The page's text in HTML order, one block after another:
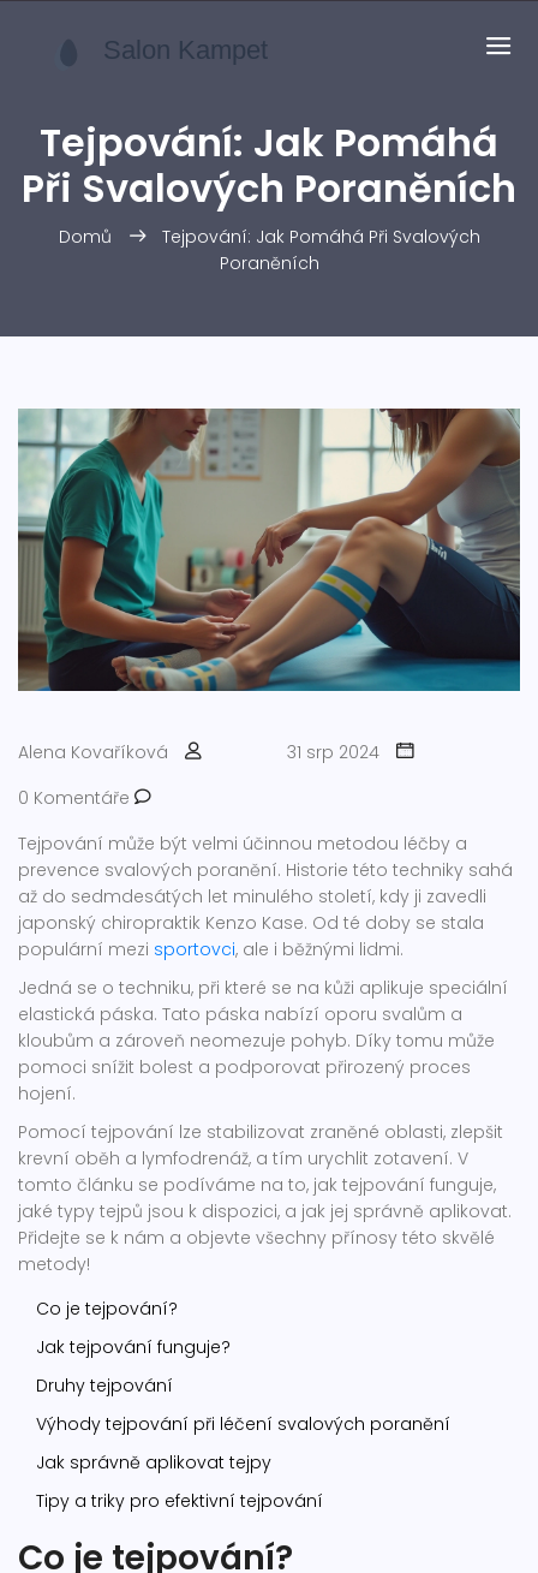
Tejpování: Jak Pomáhá
Při Svalových Poraněních
Domů
Tejpování: Jak Pomáhá Při Svalových
Poraněních
Alena Kovaříková
31 srp 2024
0 Komentáře
Tejpování může být velmi účinnou metodou léčby a
prevence svalových poranění. Historie této techniky sahá
až do sedmdesátých let minulého století, kdy ji zavedli
japonský chiropraktik Kenzo Kase. Od té doby se stala
populární mezi sportovci, ale i běžnými lidmi.
Jedná se o techniku, při které se na kůži aplikuje speciální
elastická páska. Tato páska nabízí oporu svalům a
kloubům a zároveň neomezuje pohyb. Díky tomu může
pomoci snížit bolest a podporovat přirozený proces
hojení.
Pomocí tejpování lze stabilizovat zraněné oblasti, zlepšit
krevní oběh a lymfodrenáž, a tím urychlit zotavení. V
tomto článku se podíváme na to, jak tejpování funguje,
jaké typy tejpů jsou k dispozici, a jak jej správně aplikovat.
Přidejte se k nám a objevte všechny přínosy této skvělé
metody!
Co je tejpování?
Jak tejpování funguje?
Druhy tejpování
Výhody tejpování při léčení svalových poranění
Jak správně aplikovat tejpy
Tipy a triky pro efektivní tejpování
Co je tejpování?